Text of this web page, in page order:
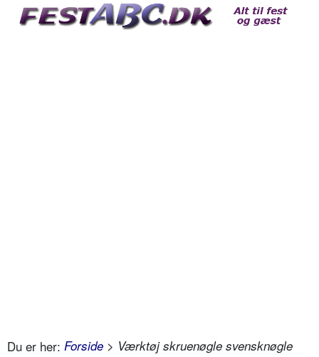
Du er her: Forside > Værktøj skruenøgle svensknøgle